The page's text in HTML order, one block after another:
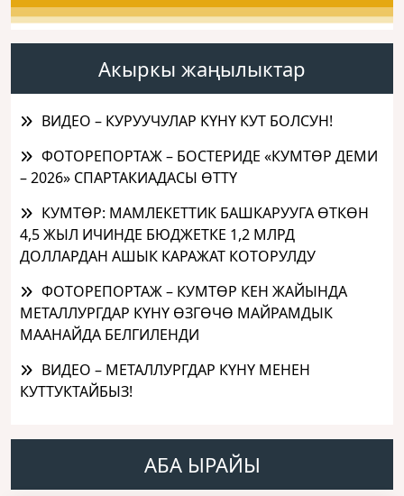
Акыркы жаңылыктар
ВИДЕО – КУРУУЧУЛАР КҮНҮ КУТ БОЛСУН!
ФОТОРЕПОРТАЖ – БОСТЕРИДЕ «КУМТӨР ДЕМИ
– 2026» СПАРТАКИАДАСЫ ӨТТҮ
КУМТӨР: МАМЛЕКЕТТИК БАШКАРУУГА ӨТКӨН
4,5 ЖЫЛ ИЧИНДЕ БЮДЖЕТКЕ 1,2 МЛРД
ДОЛЛАРДАН АШЫК КАРАЖАТ КОТОРУЛДУ
ФОТОРЕПОРТАЖ – КУМТӨР КЕН ЖАЙЫНДА
МЕТАЛЛУРГДАР КҮНҮ ӨЗГӨЧӨ МАЙРАМДЫК
МААНАЙДА БЕЛГИЛЕНДИ
ВИДЕО – МЕТАЛЛУРГДАР КҮНҮ МЕНЕН
КУТТУКТАЙБЫЗ!
АБА ЫРАЙЫ